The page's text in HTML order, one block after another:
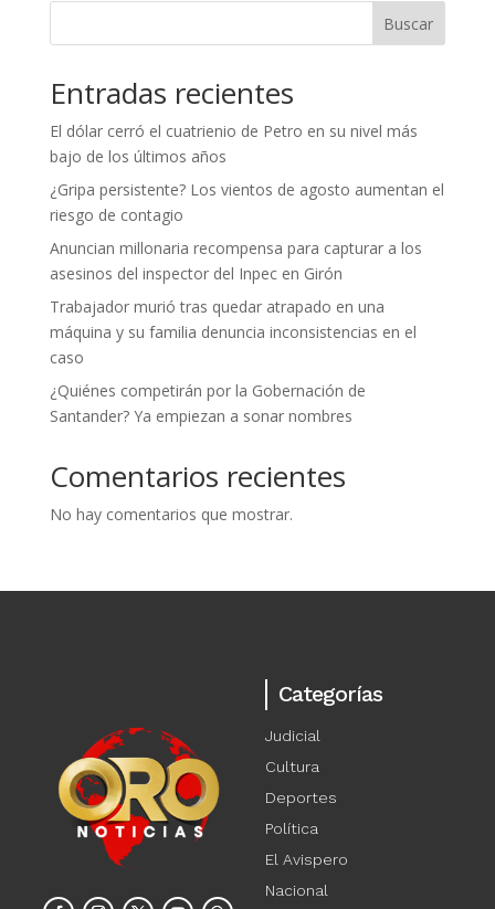
Buscar
Entradas recientes
El dólar cerró el cuatrienio de Petro en su nivel más
bajo de los últimos años
¿Gripa persistente? Los vientos de agosto aumentan el
riesgo de contagio
Anuncian millonaria recompensa para capturar a los
asesinos del inspector del Inpec en Girón
Trabajador murió tras quedar atrapado en una
máquina y su familia denuncia inconsistencias en el
caso
¿Quiénes competirán por la Gobernación de
Santander? Ya empiezan a sonar nombres
Comentarios recientes
No hay comentarios que mostrar.
Categorías
Judicial
Cultura
Deportes
Política
El Avispero
Nacional